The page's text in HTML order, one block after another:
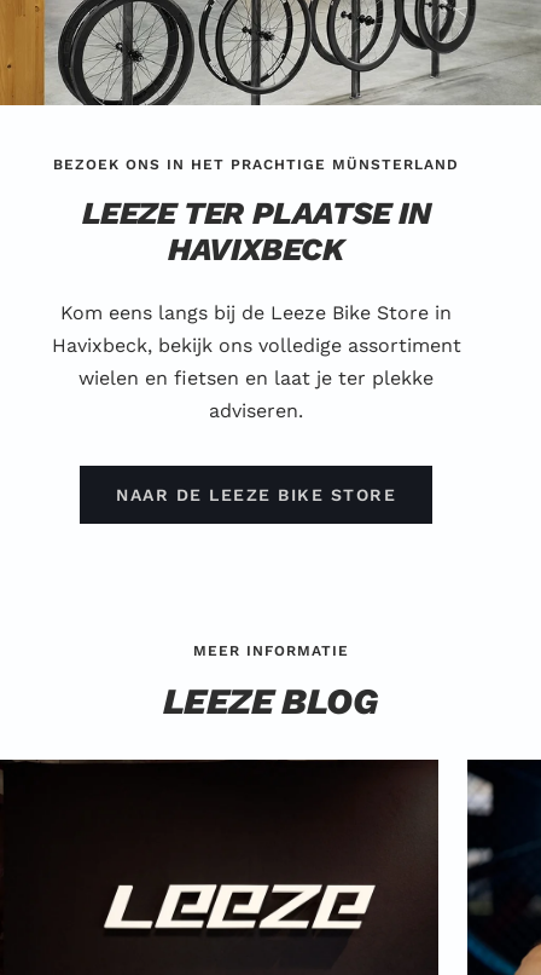
BEZOEK ONS IN HET PRACHTIGE MÜNSTERLAND
LEEZE TER PLAATSE IN
HAVIXBECK
Kom eens langs bij de Leeze Bike Store in
Havixbeck, bekijk ons volledige assortiment
wielen en fietsen en laat je ter plekke
adviseren.
NAAR DE LEEZE BIKE STORE
MEER INFORMATIE
LEEZE BLOG